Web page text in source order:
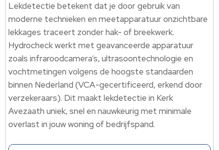
Lekdetectie betekent dat je door gebruik van
moderne technieken en meetapparatuur onzichtbare
lekkages traceert zonder hak- of breekwerk.​
Hydrocheck werkt met geavanceerde apparatuur
zoals infraroodcamera’s, ultrasoontechnologie en
vochtmetingen volgens de hoogste standaarden
binnen Nederland (VCA-gecertificeerd, erkend door
verzekeraars).​ Dit maakt lekdetectie in Kerk
Avezaath uniek, snel en nauwkeurig met minimale
overlast in jouw woning of bedrijfspand.​